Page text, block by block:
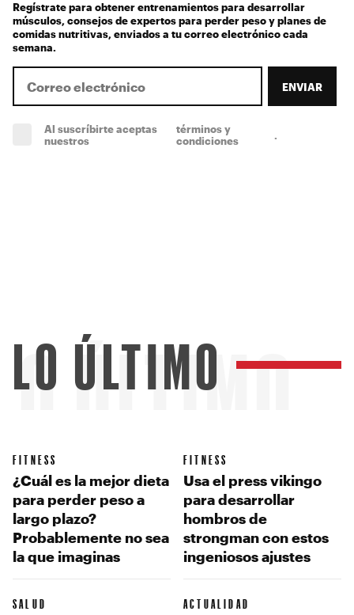
Regístrate para obtener entrenamientos para desarrollar
músculos, consejos de expertos para perder peso y planes de
comidas nutritivas, enviados a tu correo electrónico cada
semana.
ENVIAR
Al suscríbirte aceptas
nuestros
términos y
condiciones
ÚLTIMO
LO ÚLTIMO
FITNESS
¿Cuál es la mejor dieta
para perder peso a
largo plazo?
Probablemente no sea
la que imaginas
FITNESS
Usa el press vikingo
para desarrollar
hombros de
strongman con estos
ingeniosos ajustes
SALUD ACTUALIDAD